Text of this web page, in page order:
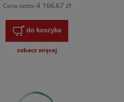
Cena netto: 4 166,67 zł
do koszyka
zobacz więcej